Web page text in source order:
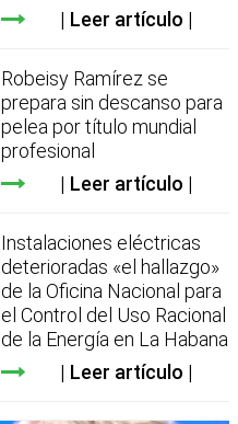
Leer artículo
Robeisy Ramírez se
prepara sin descanso para
pelea por título mundial
profesional
Leer artículo
Instalaciones eléctricas
deterioradas «el hallazgo»
de la Oficina Nacional para
el Control del Uso Racional
de la Energía en La Habana
Leer artículo